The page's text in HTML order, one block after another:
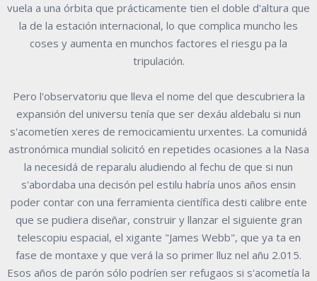
vuela a una órbita que prácticamente tien el doble d'altura que
la de la estación internacional, lo que complica muncho les
coses y aumenta en munchos factores el riesgu pa la
tripulación.
Pero l'observatoriu que lleva el nome del que descubriera la
expansión del universu tenía que ser dexáu aldebalu si nun
s'acometíen xeres de remocicamientu urxentes. La comunidá
astronómica mundial solicitó en repetides ocasiones a la Nasa
la necesidá de reparalu aludiendo al fechu de que si nun
s'abordaba una decisón pel estilu habría unos años ensin
poder contar con una ferramienta científica desti calibre ente
que se pudiera diseñar, construir y llanzar el siguiente gran
telescopiu espacial, el xigante "James Webb", que ya ta en
fase de montaxe y que verá la so primer lluz nel añu 2.015.
Esos años de parón sólo podríen ser refugaos si s'acometía la